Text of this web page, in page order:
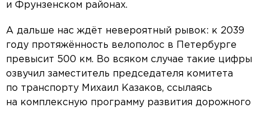
и Фрунзенском районах.
А дальше нас ждёт невероятный рывок: к 2039
году протяжённость велополос в Петербурге
превысит 500 км. Во всяком случае такие цифры
озвучил заместитель председателя комитета
по транспорту Михаил Казаков, ссылаясь
на комплексную программу развития дорожного